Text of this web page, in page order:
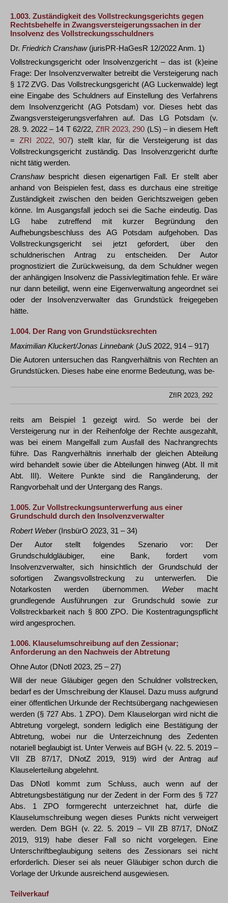
1.003. Zuständigkeit des Vollstreckungsgerichts gegen
Rechtsbehelfe in Zwangsversteigerungssachen in der
Insolvenz des Vollstreckungsschuldners
Dr. Friedrich Cranshaw(jurisPR-HaGesR 12/2022 Anm. 1)
Vollstreckungsgericht oder Insolvenzgericht – das ist (k)eine
Frage: Der Insolvenzverwalter betreibt die Versteigerung nach
§ 172 ZVG. Das Vollstreckungsgericht (AG Luckenwalde) legt
eine Eingabe des Schuldners auf Einstellung des Verfahrens
dem Insolvenzgericht (AG Potsdam) vor. Dieses hebt das
Zwangsversteigerungsverfahren auf. Das LG Potsdam (v.
28. 9. 2022 – 14 T 62/22, ZfIR 2023, 290 (LS) – in diesem Heft
= ZRI 2022, 907) stellt klar, für die Versteigerung ist das
Vollstreckungsgericht zuständig. Das Insolvenzgericht durfte
nicht tätig werden.
Cranshawbespricht diesen eigenartigen Fall. Er stellt aber
anhand von Beispielen fest, dass es durchaus eine streitige
Zuständigkeit zwischen den beiden Gerichtszweigen geben
könne. Im Ausgangsfall jedoch sei die Sache eindeutig. Das
LG habe zutreffend mit kurzer Begründung den
Aufhebungsbeschluss des AG Potsdam aufgehoben. Das
Vollstreckungsgericht sei jetzt gefordert, über den
schuldnerischen Antrag zu entscheiden. Der Autor
prognostiziert die Zurückweisung, da dem Schuldner wegen
der anhängigen Insolvenz die Passivlegitimation fehle. Er wäre
nur dann beteiligt, wenn eine Eigenverwaltung angeordnet sei
oder der Insolvenzverwalter das Grundstück freigegeben
hätte.
1.004. Der Rang von Grundstücksrechten
Maximilian Kluckert/Jonas Linnebank (JuS 2022, 914 – 917)
Die Autoren untersuchen das Rangverhältnis von Rechten an
Grundstücken. Dieses habe eine enorme Bedeutung, was be-
ZfIR 2023, 292
reits am Beispiel 1 gezeigt wird. So werde bei der
Versteigerung nur in der Reihenfolge der Rechte ausgezahlt,
was bei einem Mangelfall zum Ausfall des Nachrangrechts
führe. Das Rangverhältnis innerhalb der gleichen Abteilung
wird behandelt sowie über die Abteilungen hinweg (Abt. II mit
Abt. III). Weitere Punkte sind die Rangänderung, der
Rangvorbehalt und der Untergang des Rangs.
1.005. Zur Vollstreckungsunterwerfung aus einer
Grundschuld durch den Insolvenzverwalter
Robert Weber(InsbürO 2023, 31 – 34)
Der Autor stellt folgendes Szenario vor: Der
Grundschuldgläubiger, eine Bank, fordert vom
Insolvenzverwalter, sich hinsichtlich der Grundschuld der
sofortigen Zwangsvollstreckung zu unterwerfen. Die
Notarkosten werden übernommen. Webermacht
grundlegende Ausführungen zur Grundschuld sowie zur
Vollstreckbarkeit nach § 800 ZPO. Die Kostentragungspflicht
wird angesprochen.
1.006. Klauselumschreibung auf den Zessionar;
Anforderung an den Nachweis der Abtretung
Ohne Autor (DNotI 2023, 25 – 27)
Will der neue Gläubiger gegen den Schuldner vollstrecken,
bedarf es der Umschreibung der Klausel. Dazu muss aufgrund
einer öffentlichen Urkunde der Rechtsübergang nachgewiesen
werden (§ 727 Abs. 1 ZPO). Dem Klauselorgan wird nicht die
Abtretung vorgelegt, sondern lediglich eine Bestätigung der
Abtretung, wobei nur die Unterzeichnung des Zedenten
notariell beglaubigt ist. Unter Verweis auf BGH (v. 22. 5. 2019 –
VII ZB 87/17, DNotZ 2019, 919) wird der Antrag auf
Klauselerteilung abgelehnt.
Das DNotI kommt zum Schluss, auch wenn auf der
Abtretungsbestätigung nur der Zedent in der Form des § 727
Abs. 1 ZPO formgerecht unterzeichnet hat, dürfe die
Klauselumschreibung wegen dieses Punkts nicht verweigert
werden. Dem BGH (v. 22. 5. 2019 – VII ZB 87/17, DNotZ
2019, 919) habe dieser Fall so nicht vorgelegen. Eine
Unterschriftbeglaubigung seitens des Zessionars sei nicht
erforderlich. Dieser sei als neuer Gläubiger schon durch die
Vorlage der Urkunde ausreichend ausgewiesen.
Teilverkauf